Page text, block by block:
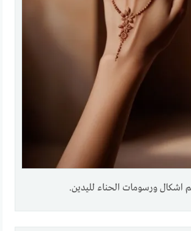
اشكال ورسومات الحناء لليدين.